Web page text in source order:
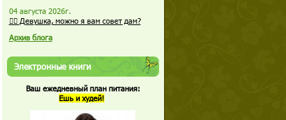
04 августа 2026г.
🏋️‍♀️ Девушка, можно я вам совет дам?
Архив блога
Электронные книги
Ваш ежедневный план питания:
Ешь и худей!